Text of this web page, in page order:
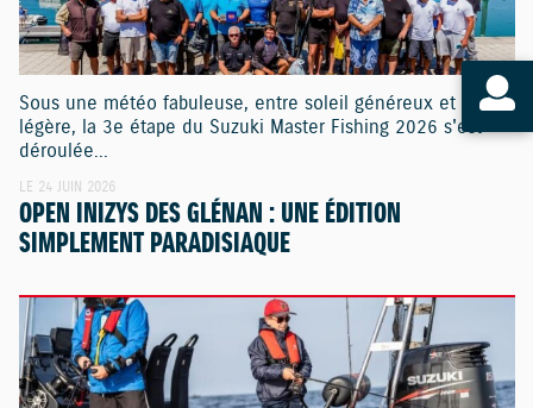
Sous une météo fabuleuse, entre soleil généreux et brise
légère, la 3e étape du Suzuki Master Fishing 2026 s'est
déroulée...
LE 24 JUIN 2026
OPEN INIZYS DES GLÉNAN : UNE ÉDITION
SIMPLEMENT PARADISIAQUE